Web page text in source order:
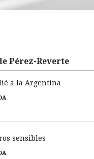
Pérez-Reverte
a la Argentina
sensibles